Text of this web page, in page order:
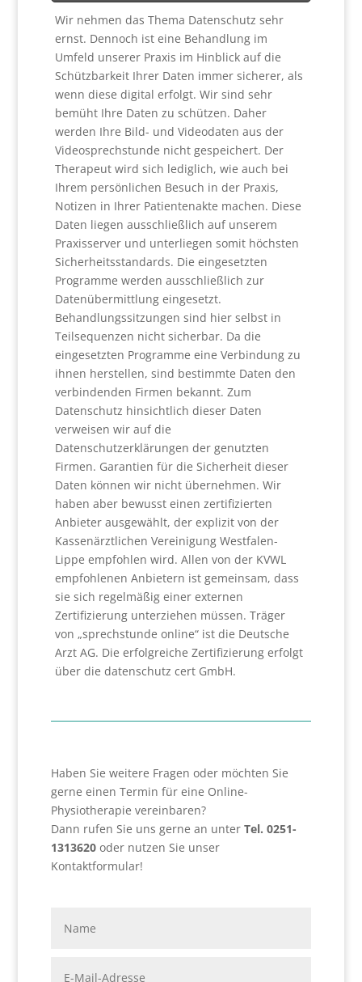
Wir nehmen das Thema Datenschutz sehr
ernst. Dennoch ist eine Behandlung im
Umfeld unserer Praxis im Hinblick auf die
Schützbarkeit Ihrer Daten immer sicherer, als
wenn diese digital erfolgt. Wir sind sehr
bemüht Ihre Daten zu schützen. Daher
werden Ihre Bild- und Videodaten aus der
Videosprechstunde nicht gespeichert. Der
Therapeut wird sich lediglich, wie auch bei
Ihrem persönlichen Besuch in der Praxis,
Notizen in Ihrer Patientenakte machen. Diese
Daten liegen ausschließlich auf unserem
Praxisserver und unterliegen somit höchsten
Sicherheitsstandards. Die eingesetzten
Programme werden ausschließlich zur
Datenübermittlung eingesetzt.
Behandlungssitzungen sind hier selbst in
Teilsequenzen nicht sicherbar. Da die
eingesetzten Programme eine Verbindung zu
ihnen herstellen, sind bestimmte Daten den
verbindenden Firmen bekannt. Zum
Datenschutz hinsichtlich dieser Daten
verweisen wir auf die
Datenschutzerklärungen der genutzten
Firmen. Garantien für die Sicherheit dieser
Daten können wir nicht übernehmen. Wir
haben aber bewusst einen zertifizierten
Anbieter ausgewählt, der explizit von der
Kassenärztlichen Vereinigung Westfalen-
Lippe empfohlen wird. Allen von der KVWL
empfohlenen Anbietern ist gemeinsam, dass
sie sich regelmäßig einer externen
Zertifizierung unterziehen müssen. Träger
von „sprechstunde online“ ist die Deutsche
Arzt AG. Die erfolgreiche Zertifizierung erfolgt
über die datenschutz cert GmbH.
Haben Sie weitere Fragen oder möchten Sie
gerne einen Termin für eine Online-
Physiotherapie vereinbaren?
Dann rufen Sie uns gerne an unter Tel. 0251-
1313620oder nutzen Sie unser
Kontaktformular!